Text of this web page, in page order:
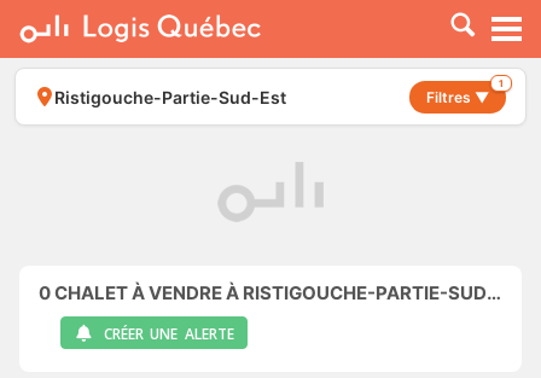
À LOUER
À VENDRE
PLACER UNE ANNONCE
Ristigouche-Partie-Sud-Est Filtres ▼
1
0CHALET À VENDRE À RISTIGOUCHE-PARTIE-SUD-EST
CRÉER UNE ALERTE